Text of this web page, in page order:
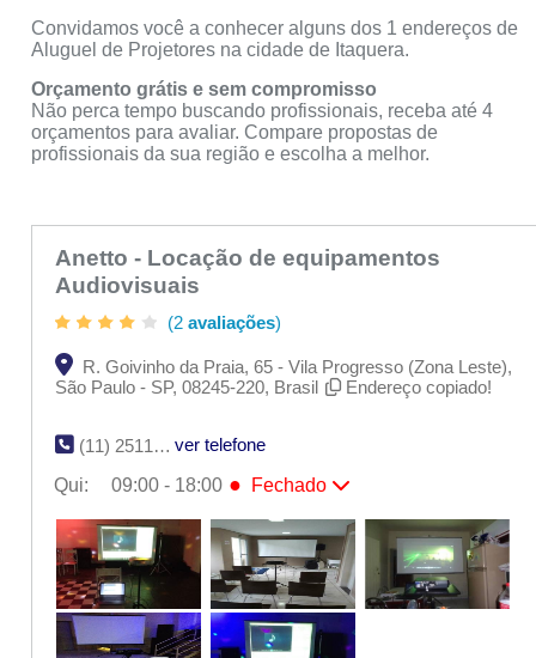
Convidamos você a conhecer alguns dos 1 endereços de
Aluguel de Projetores na cidade de Itaquera.
Orçamento grátis e sem compromisso
Não perca tempo buscando profissionais, receba até 4
orçamentos para avaliar. Compare propostas de
profissionais da sua região e escolha a melhor.
Anetto - Locação de equipamentos
Audiovisuais
(2 avaliações)
R. Goivinho da Praia, 65 - Vila Progresso (Zona Leste),
São Paulo - SP, 08245-220, Brasil
Endereço copiado!
(11) 2511-0830
ver telefone
Qui:
09:00 - 18:00 ● Fechado
Seg:
09:00 - 18:00
Ter:
09:00 - 18:00
Qua:
09:00 - 18:00
Qui:
09:00 - 18:00 ●Fechado
Sex:
09:00 - 18:00
Sáb:
Fechado
Dom:
Fechado